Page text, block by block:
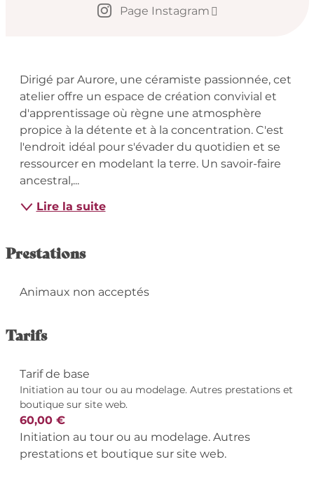
Page Instagram
Description
Dirigé par Aurore, une céramiste passionnée, cet
atelier offre un espace de création convivial et
d'apprentissage où règne une atmosphère
propice à la détente et à la concentration. C'est
l'endroit idéal pour s'évader du quotidien et se
ressourcer en modelant la terre. Un savoir-faire
ancestral,...
Lire la suite
Prestations
Animaux non acceptés
Tarifs
Tarif de base
Initiation au tour ou au modelage. Autres prestations et
boutique sur site web.
60,00 €
Initiation au tour ou au modelage. Autres
prestations et boutique sur site web.